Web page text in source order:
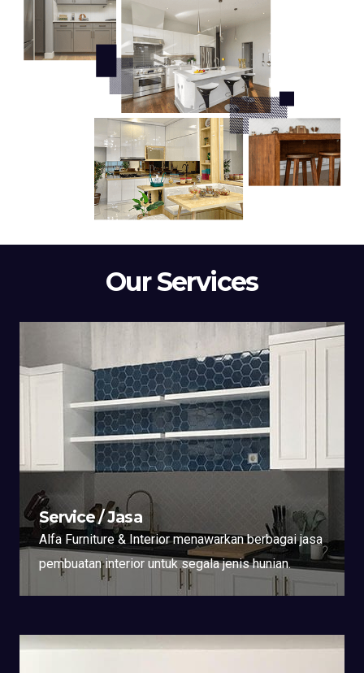
Our Services
Service / Jasa
Alfa Furniture & Interior menawarkan berbagai jasa
pembuatan interior untuk segala jenis hunian.